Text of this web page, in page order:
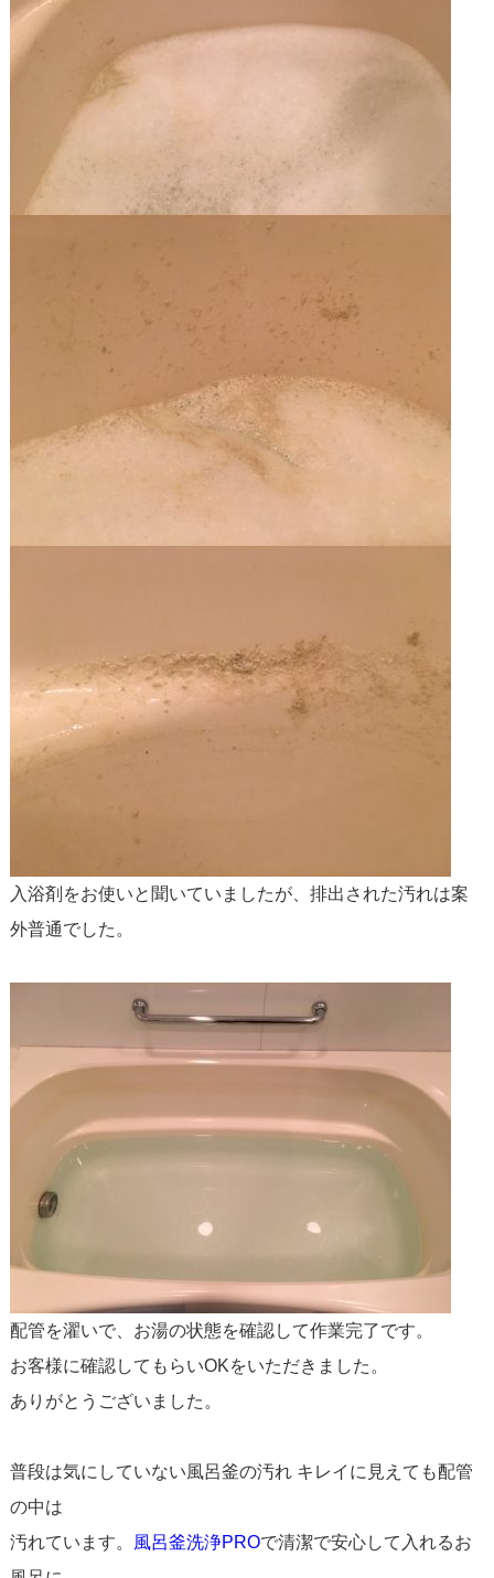
入浴剤をお使いと聞いていましたが、排出された汚れは案
外普通でした。
配管を濯いで、お湯の状態を確認して作業完了です。
お客様に確認してもらいOKをいただきました。
ありがとうございました。
普段は気にしていない風呂釜の汚れ キレイに見えても配管
の中は
汚れています。
風呂釜洗浄PROで清潔で安心して入れるお